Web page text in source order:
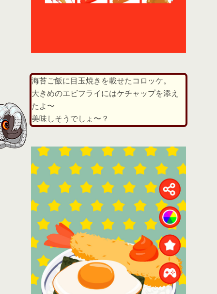
海苔ご飯に目玉焼きを載せたコロッケ。
大きめのエビフライにはケチャップを添え
たよ〜
美味しそうでしょ〜？